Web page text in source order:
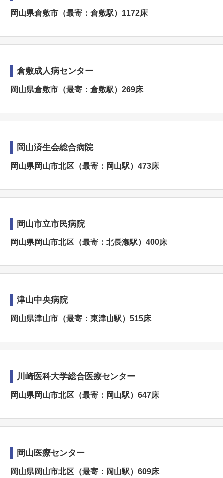
岡山県倉敷市（最寄：倉敷駅）1172床
倉敷成人病センター
岡山県倉敷市（最寄：倉敷駅）269床
岡山済生会総合病院
岡山県岡山市北区（最寄：岡山駅）473床
岡山市立市民病院
岡山県岡山市北区（最寄：北長瀬駅）400床
津山中央病院
岡山県津山市（最寄：東津山駅）515床
川崎医科大学総合医療センター
岡山県岡山市北区（最寄：岡山駅）647床
岡山医療センター
岡山県岡山市北区（最寄：岡山駅）609床